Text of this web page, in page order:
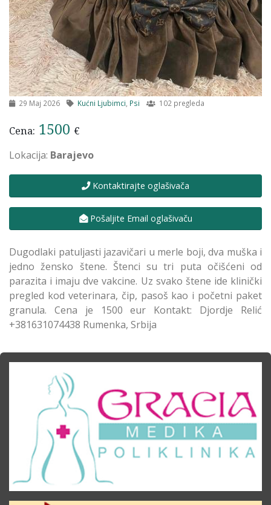
29 Maj 2026 Kućni Ljubimci Psi 102 pregleda
Cena: 1500 €
Lokacija: Barajevo
Kontaktirajte oglašivača
Pošaljite Email oglašivaču
Dugodlaki patuljasti jazavičari u merle boji, dva muška i
jedno žensko štene. Štenci su tri puta očišćeni od
parazita i imaju dve vakcine. Uz svako štene ide klinički
pregled kod veterinara, čip, pasoš kao i početni paket
granula. Cena je 1500 eur Kontakt: Djordje Relić
+381631074438 Rumenka, Srbija